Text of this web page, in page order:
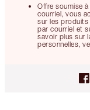
Offre soumise
courriel, vous
sur les produits
par courriel et
savoir plus sur
personnelles,